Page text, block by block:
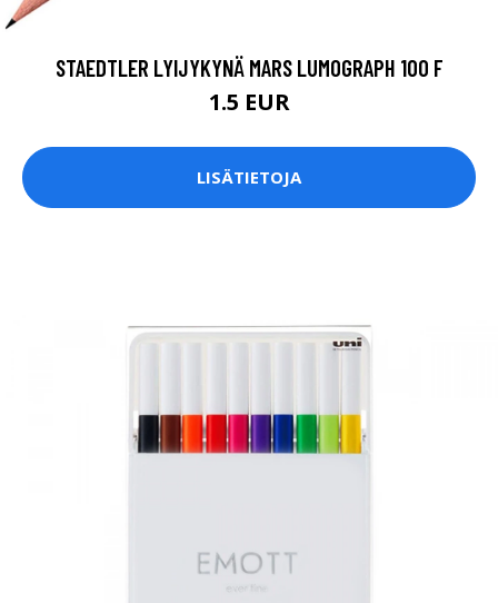
STAEDTLER LYIJYKYNÄ MARS LUMOGRAPH 100 F
1.5 EUR
LISÄTIETOJA